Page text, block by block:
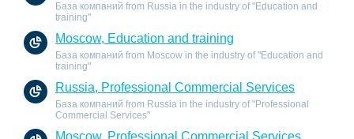
База компаний from Russia in the industry of "Education and
training"
Moscow, Education and training
База компаний from Moscow in the industry of "Education and
training"
Russia, Professional Commercial Services
База компаний from Russia in the industry of "Professional
Commercial Services"